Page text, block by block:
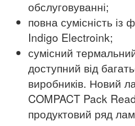
обслуговуванні;
повна сумісність із
Indigo Electroink;
сумісний
доступний від
виробників. Новий
COMPACT Pack
продуктовий ряд